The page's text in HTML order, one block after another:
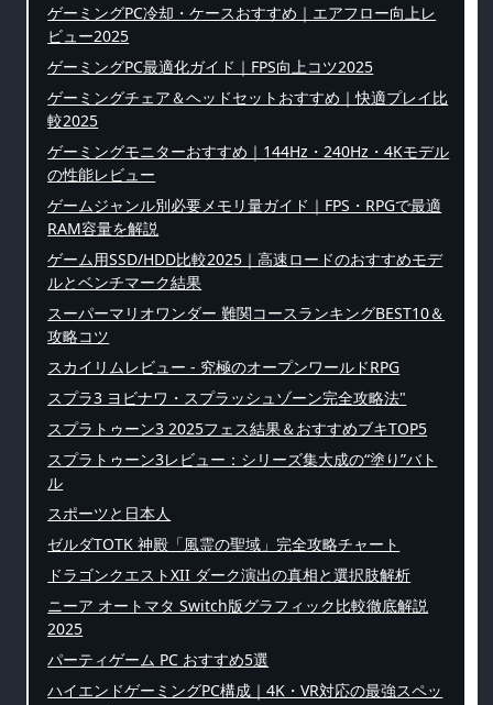
ゲーミングPC冷却・ケースおすすめ｜エアフロー向上レ
ビュー2025
ゲーミングPC最適化ガイド｜FPS向上コツ2025
ゲーミングチェア＆ヘッドセットおすすめ｜快適プレイ比
較2025
ゲーミングモニターおすすめ｜144Hz・240Hz・4Kモデル
の性能レビュー
ゲームジャンル別必要メモリ量ガイド｜FPS・RPGで最適
RAM容量を解説
ゲーム用SSD/HDD比較2025｜高速ロードのおすすめモデ
ルとベンチマーク結果
スーパーマリオワンダー 難関コースランキングBEST10＆
攻略コツ
スカイリムレビュー - 究極のオープンワールドRPG
スプラ3 ヨビナワ・スプラッシュゾーン完全攻略法"
スプラトゥーン3 2025フェス結果＆おすすめブキTOP5
スプラトゥーン3レビュー：シリーズ集大成の“塗り”バト
ル
スポーツと日本人
ゼルダTOTK 神殿「風霊の聖域」完全攻略チャート
ドラゴンクエストXII ダーク演出の真相と選択肢解析
ニーア オートマタ Switch版グラフィック比較徹底解説
2025
パーティゲーム PC おすすめ5選
ハイエンドゲーミングPC構成｜4K・VR対応の最強スペッ